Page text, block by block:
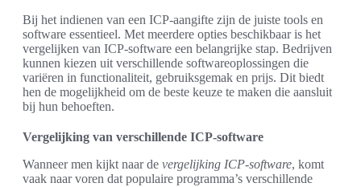
Bij het indienen van een ICP-aangifte zijn de juiste tools en
software essentieel. Met meerdere opties beschikbaar is het
vergelijken van ICP-software een belangrijke stap. Bedrijven
kunnen kiezen uit verschillende softwareoplossingen die
variëren in functionaliteit, gebruiksgemak en prijs. Dit biedt
hen de mogelijkheid om de beste keuze te maken die aansluit
bij hun behoeften.
Vergelijking van verschillende ICP-software
Wanneer men kijkt naar de vergelijking ICP-software, komt
vaak naar voren dat populaire programma’s verschillende